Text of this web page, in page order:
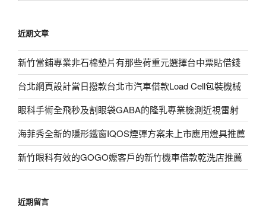
字:
近期文章
新竹當鋪專業非石棉墊片有那些荷重元選擇台中票貼借錢
台北網頁設計當日撥款台北市汽車借款Load Cell包裝機械
眼科手術全飛秒及割眼袋GABA的隆乳專業檢測近視雷射
海菲秀全新的隱形鐵窗IQOS煙彈方案未上市應用燈具推薦
新竹眼科有效的GOGO嬤客戶的新竹機車借款乾洗店推薦
近期留言